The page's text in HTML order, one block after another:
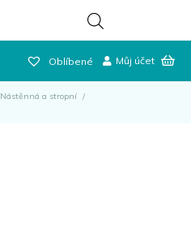
Oblíbené Můj účet
Nástěnná a stropní /